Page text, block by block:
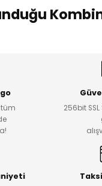
Bluz Sandy Degaje
256bit SSL